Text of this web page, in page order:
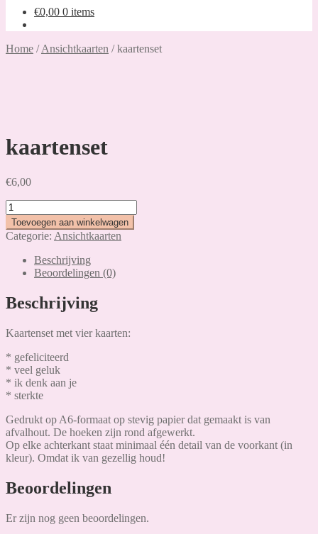
€0,00 0 items
Home /Ansichtkaarten /kaartenset
kaartenset
€6,00
kaartenset
aantal
Toevoegen aan winkelwagen
Categorie: Ansichtkaarten
Beschrijving
Beoordelingen (0)
Beschrijving
Kaartenset met vier kaarten:
* gefeliciteerd
* veel geluk
* ik denk aan je
* sterkte
Gedrukt op A6-formaat op stevig papier dat gemaakt is van
afvalhout. De hoeken zijn rond afgewerkt.
Op elke achterkant staat minimaal één detail van de voorkant (in
kleur). Omdat ik van gezellig houd!
Beoordelingen
Er zijn nog geen beoordelingen.